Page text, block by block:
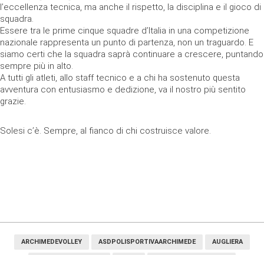
l’eccellenza tecnica, ma anche il rispetto, la disciplina e il gioco di
squadra.
Essere tra le prime cinque squadre d’Italia in una competizione
nazionale rappresenta un punto di partenza, non un traguardo. E
siamo certi che la squadra saprà continuare a crescere, puntando
sempre più in alto.
A tutti gli atleti, allo staff tecnico e a chi ha sostenuto questa
avventura con entusiasmo e dedizione, va il nostro più sentito
grazie.
Solesi c’è. Sempre, al fianco di chi costruisce valore.
ARCHIMEDEVOLLEY ASDPOLISPORTIVAARCHIMEDE AUGLIERA